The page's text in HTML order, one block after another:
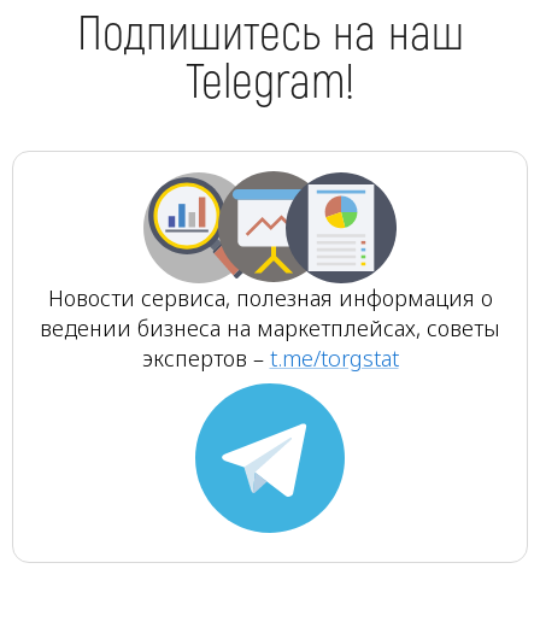
Подпишитесь на наш
Telegram!
Новости сервиса, полезная информация о
ведении бизнеса на маркетплейсах, советы
экспертов – t.me/torgstat